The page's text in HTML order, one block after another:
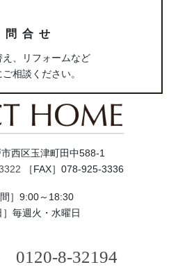
問合せ
え、リフォームなど
相談ください。
市西区玉津町田中588-1
［FAX］078-925-3336
間］9:00～18:30
］毎週火・水曜日
0120-8-32194